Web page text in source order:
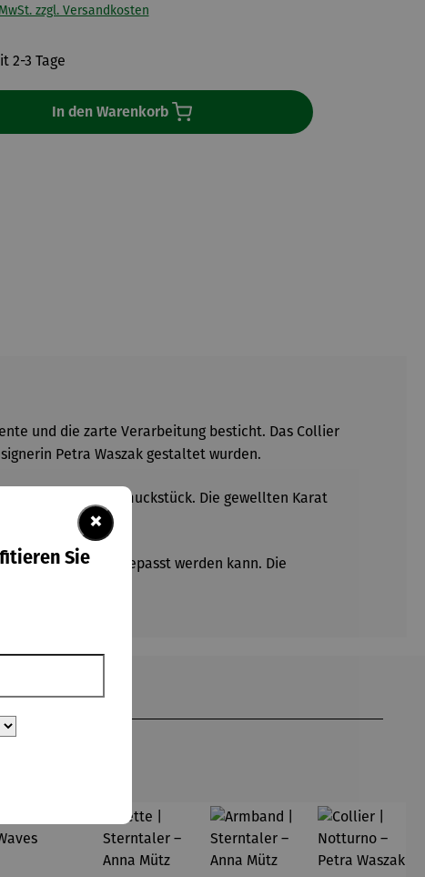
zzgl. Versandkosten
2-3 Tage
In den Warenkorb
und die zarte Verarbeitung besticht. Das Collier
Petra Waszak gestaltet wurden.
besonderen Schmuckstück. Die gewellten Karat
Halsform angepasst werden kann. Die
×
Sie